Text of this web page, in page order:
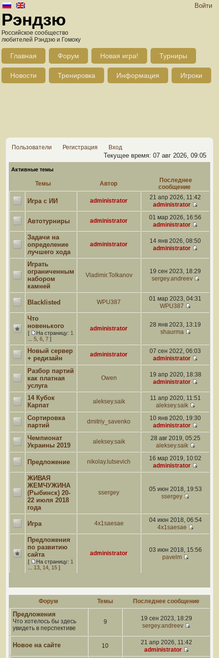
Войти
Рэндзю
Российское сообщество
любителей Рэндзю и Гомоку
Главная Форум Новая игра! Турниры
Новости Тренировка Информация Игроки
Пользователи Регистрация Вход
Текущее время: 07 авг 2026, 09:05
Активные темы
Темы Автор
Последнее
сообщение
Игра с ИИ administrator
21 апр 2026, 11:42
administrator
Автотурниры administrator
01 мар 2026, 16:56
administrator
Задачи на
определение
лучшего хода
administrator
14 янв 2026, 08:50
administrator
Играть
ограниченным
набором
камней
Vladimir.Tolkanov
19 сен 2023, 18:29
sergey.andreev
Blacklisted WPU387
01 мар 2023, 04:31
WPU387
Что
новенького
[ На страницу: 1
5 6 7 ]
administrator
28 янв 2023, 13:19
shaurma
Новый сервер
+ редизайн
administrator
07 сен 2022, 06:03
administrator
Разбор партий
как платная
услуга
Owen
19 апр 2020, 18:38
administrator
14 Кубок
Карпат
aleksey.saik
11 апр 2020, 11:51
aleksey.saik
Сортировка
партий
dmitriy_savenko
10 янв 2020, 19:30
administrator
Чемпионат
Украины 2019
aleksey.saik
28 авг 2019, 05:25
aleksey.saik
Предложение nikolay.lutsevich
16 мар 2019, 10:02
administrator
ЖИВАЯ
ЖЕМЧУЖИНА
(Рыбинск) 20-
22 июля 2018
года
ssergey
05 июн 2018, 19:53
ssergey
Игра 4x1saesae
04 июн 2018, 06:54
4x1saesae
Предложения
по развитию
сайта
[ На страницу: 1
13 14 15 ]
administrator
03 июн 2018, 15:56
pavelm
Форум Темы Последнее сообщение
Предложения
Что хотелось бы здесь
увидеть в перспективе
9
19 сен 2023, 18:29
sergey.andreev
Новое на сайте 10
21 апр 2026, 11:42
administrator